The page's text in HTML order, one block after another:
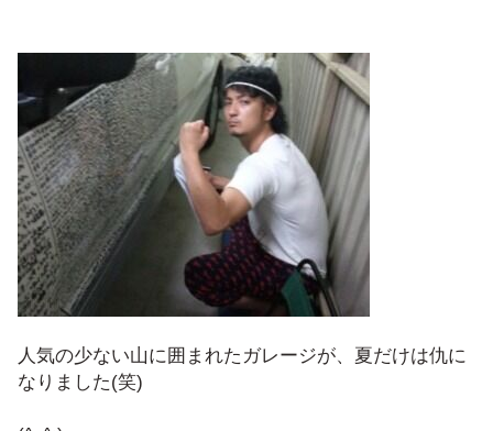
人気の少ない山に囲まれたガレージが、夏だけは仇に
なりました(笑)